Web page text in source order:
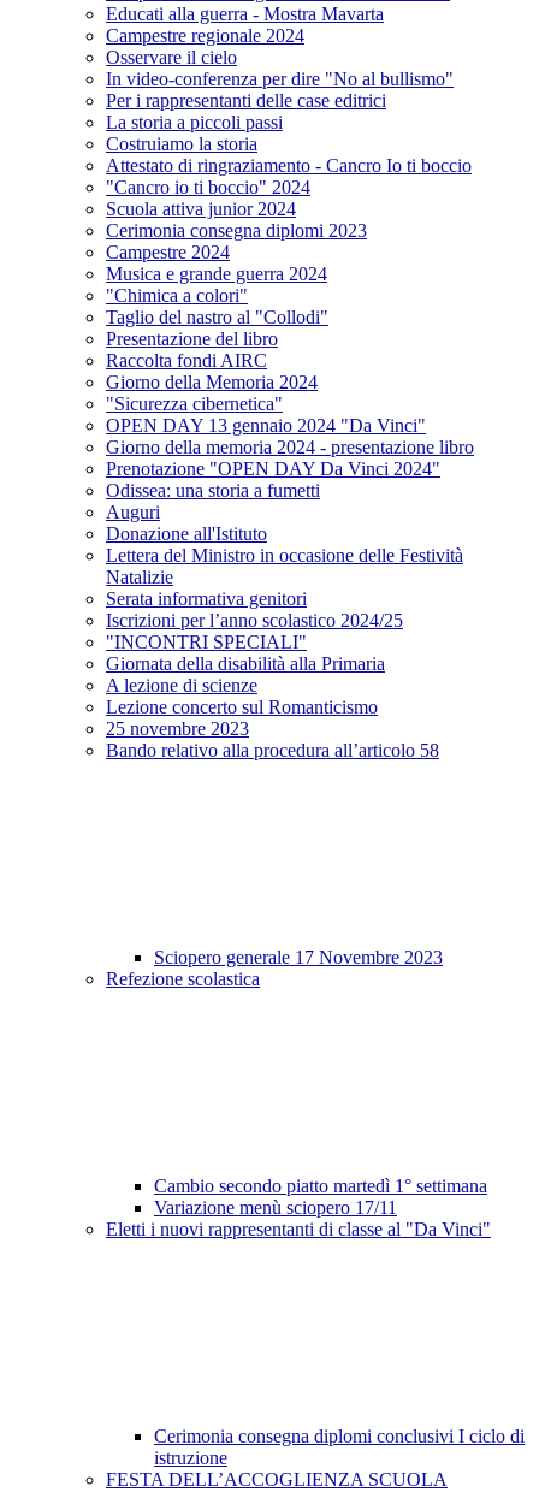
Educati alla guerra - Mostra Mavarta
Campestre regionale 2024
Osservare il cielo
In video-conferenza per dire "No al bullismo"
Per i rappresentanti delle case editrici
La storia a piccoli passi
Costruiamo la storia
Attestato di ringraziamento - Cancro Io ti boccio
"Cancro io ti boccio" 2024
Scuola attiva junior 2024
Cerimonia consegna diplomi 2023
Campestre 2024
Musica e grande guerra 2024
"Chimica a colori"
Taglio del nastro al "Collodi"
Presentazione del libro
Raccolta fondi AIRC
Giorno della Memoria 2024
"Sicurezza cibernetica"
OPEN DAY 13 gennaio 2024 "Da Vinci"
Giorno della memoria 2024 - presentazione libro
Prenotazione "OPEN DAY Da Vinci 2024"
Odissea: una storia a fumetti
Auguri
Donazione all'Istituto
Lettera del Ministro in occasione delle Festività
Natalizie
Serata informativa genitori
Iscrizioni per l’anno scolastico 2024/25
"INCONTRI SPECIALI"
Giornata della disabilità alla Primaria
A lezione di scienze
Lezione concerto sul Romanticismo
25 novembre 2023
Bando relativo alla procedura all’articolo 58
Sciopero generale 17 Novembre 2023
Refezione scolastica
Cambio secondo piatto martedì 1° settimana
Variazione menù sciopero 17/11
Eletti i nuovi rappresentanti di classe al "Da Vinci"
Cerimonia consegna diplomi conclusivi I ciclo di
istruzione
FESTA DELL’ACCOGLIENZA SCUOLA